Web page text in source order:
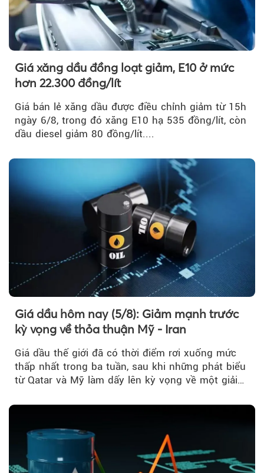
Giá xăng dầu đồng loạt giảm, E10 ở mức
hơn 22.300 đồng/lít
Giá bán lẻ xăng dầu được điều chỉnh giảm từ 15h
ngày 6/8, trong đó xăng E10 hạ 535 đồng/lít, còn
dầu diesel giảm 80 đồng/lít....
Giá dầu hôm nay (5/8): Giảm mạnh trước
kỳ vọng về thỏa thuận Mỹ - Iran
Giá dầu thế giới đã có thời điểm rơi xuống mức
thấp nhất trong ba tuần, sau khi những phát biểu
từ Qatar và Mỹ làm dấy lên kỳ vọng về một giải
Iran.